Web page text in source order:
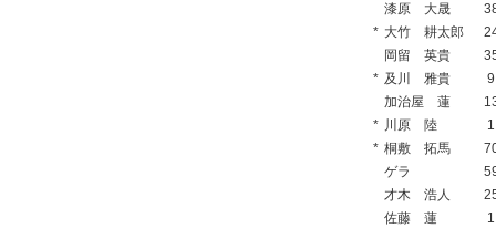
漆原 大晟
* 大竹 耕太郎
岡留 英貴
* 及川 雅貴
9
加治屋 蓮
* 川原 陸
1
* 桐敷 拓馬
ゲラ
才木 浩人
佐藤 蓮
1